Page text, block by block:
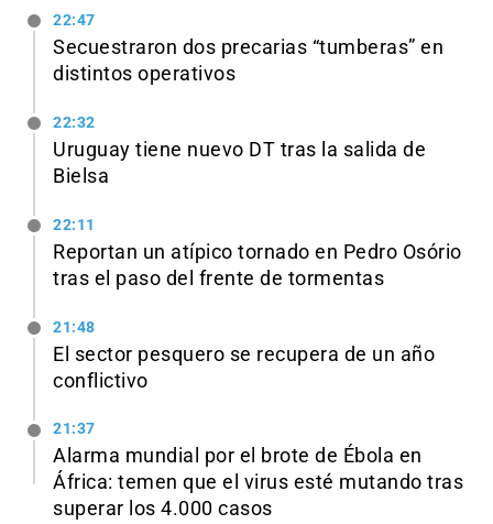
22:47
Secuestraron dos precarias “tumberas” en
distintos operativos
22:32
Uruguay tiene nuevo DT tras la salida de
Bielsa
22:11
Reportan un atípico tornado en Pedro Osório
tras el paso del frente de tormentas
21:48
El sector pesquero se recupera de un año
conflictivo
21:37
Alarma mundial por el brote de Ébola en
África: temen que el virus esté mutando tras
superar los 4.000 casos